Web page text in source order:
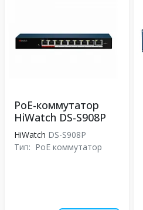
PoE-коммутатор
HiWatch DS-S908P
HiWatch DS-S908P
Тип: PoE коммутатор